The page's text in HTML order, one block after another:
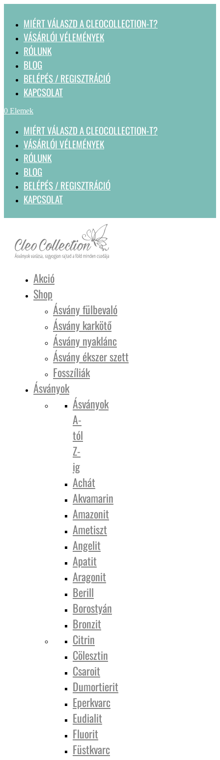
MIÉRT VÁLASZD A CLEOCOLLECTION-T?
VÁSÁRLÓI VÉLEMÉNYEK
RÓLUNK
BLOG
BELÉPÉS / REGISZTRÁCIÓ
KAPCSOLAT
0 Elemek
MIÉRT VÁLASZD A CLEOCOLLECTION-T?
VÁSÁRLÓI VÉLEMÉNYEK
RÓLUNK
BLOG
BELÉPÉS / REGISZTRÁCIÓ
KAPCSOLAT
Akció
Shop
Ásvány fülbevaló
Ásvány karkötő
Ásvány nyaklánc
Ásvány ékszer szett
Fosszíliák
Ásványok
Ásványok
A-
tól
Z-
ig
Achát
Akvamarin
Amazonit
Ametiszt
Angelit
Apatit
Aragonit
Berill
Borostyán
Bronzit
Citrin
Cölesztin
Csaroit
Dumortierit
Eperkvarc
Eudialit
Fluorit
Füstkvarc